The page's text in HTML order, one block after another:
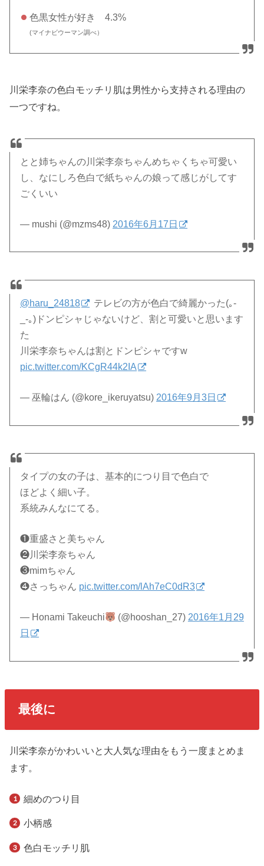
色黒女性が好き 4.3%
(マイナビウーマン調べ）
川栄李奈の色白モッチリ肌は男性から支持される理由の
一つですね。
とと姉ちゃんの川栄李奈ちゃんめちゃくちゃ可愛い
し、なにしろ色白で紙ちゃんの娘って感じがしてす
ごくいい
— mushi (@mzms48) 2016年6月17日
@haru_24818
テレビの方が色白で綺麗かった(｡-
_-｡)ドンピシャじゃないけど、割と可愛いと思います
た
川栄李奈ちゃんは割とドンピシャですw
pic.twitter.com/KCgR44k2IA
— 巫輪はん (@kore_ikeruyatsu) 2016年9月3日
タイプの女の子は、基本的につり目で色白で
ほどよく細い子。
系統みんなにてる。
❶重盛さと美ちゃん
❷川栄李奈ちゃん
❸mimちゃん
❹さっちゃん pic.twitter.com/lAh7eC0dR3
— Honami Takeuchi (@hooshan_27) 2016年1月29
日
最後に
川栄李奈がかわいいと大人気な理由をもう一度まとめま
ます。
細めのつり目
小柄感
色白モッチリ肌